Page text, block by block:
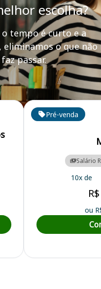
escolha?
o tempo é curto e a
eliminamos o que
passar.
de Saúde Pública
Pré-venda
Salário
10x de
R$
ou